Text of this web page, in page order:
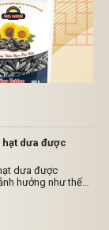
hạt dưa được
dưa được
hưởng như thế